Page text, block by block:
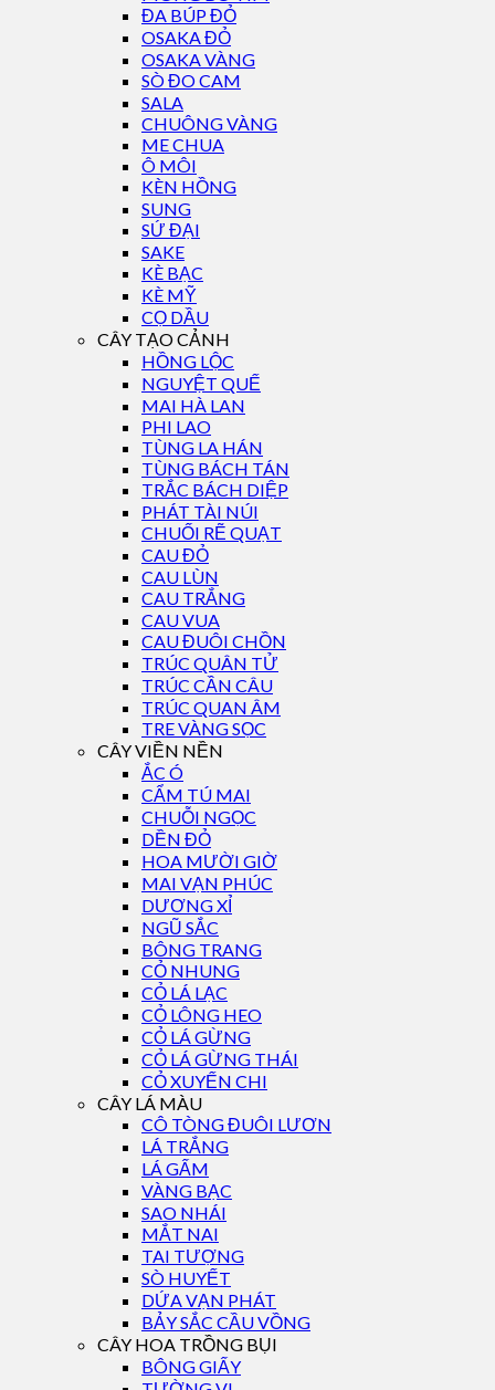
ĐA BÚP ĐỎ
OSAKA ĐỎ
OSAKA VÀNG
SÒ ĐO CAM
SALA
CHUÔNG VÀNG
ME CHUA
Ô MÔI
KÈN HỒNG
SUNG
SỨ ĐẠI
SAKE
KÈ BẠC
KÈ MỸ
CỌ DẦU
CÂY TẠO CẢNH
HỒNG LỘC
NGUYỆT QUẾ
MAI HÀ LAN
PHI LAO
TÙNG LA HÁN
TÙNG BÁCH TÁN
TRẮC BÁCH DIỆP
PHÁT TÀI NÚI
CHUỐI RẼ QUẠT
CAU ĐỎ
CAU LÙN
CAU TRẮNG
CAU VUA
CAU ĐUÔI CHỒN
TRÚC QUÂN TỬ
TRÚC CẦN CÂU
TRÚC QUAN ÂM
TRE VÀNG SỌC
CÂY VIỀN NỀN
ẮC Ó
CẨM TÚ MAI
CHUỖI NGỌC
DỀN ĐỎ
HOA MƯỜI GIỜ
MAI VẠN PHÚC
DƯƠNG XỈ
NGŨ SẮC
BÔNG TRANG
CỎ NHUNG
CỎ LÁ LẠC
CỎ LÔNG HEO
CỎ LÁ GỪNG
CỎ LÁ GỪNG THÁI
CỎ XUYẾN CHI
CÂY LÁ MÀU
CÔ TÒNG ĐUÔI LƯƠN
LÁ TRẮNG
LÁ GẤM
VÀNG BẠC
SAO NHÁI
MẮT NAI
TAI TƯỢNG
SÒ HUYẾT
DỨA VẠN PHÁT
BẢY SẮC CẦU VỒNG
CÂY HOA TRỒNG BỤI
BÔNG GIẤY